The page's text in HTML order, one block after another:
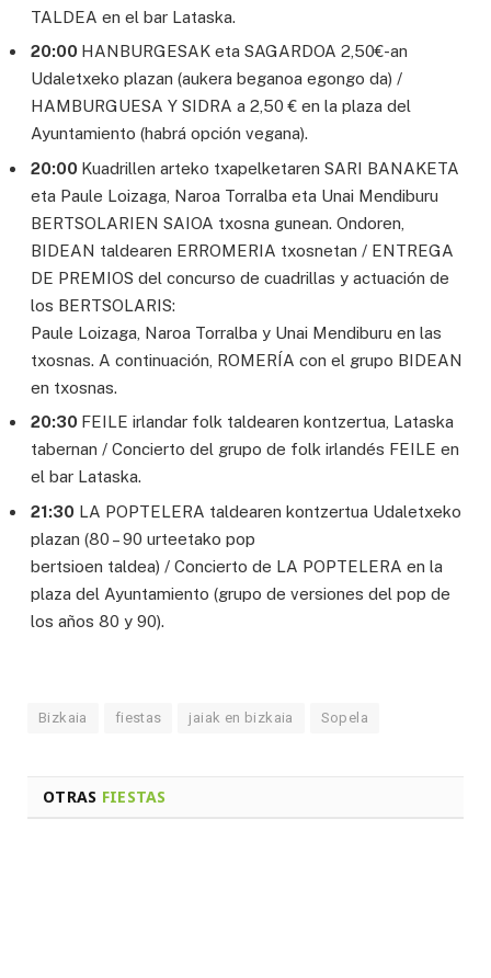
TALDEA en el bar Lataska.
20:00 HANBURGESAK eta SAGARDOA 2,50€-an
Udaletxeko plazan (aukera beganoa egongo da) /
HAMBURGUESA Y SIDRA a 2,50 € en la plaza del
Ayuntamiento (habrá opción vegana).
20:00 Kuadrillen arteko txapelketaren SARI BANAKETA
eta Paule Loizaga, Naroa Torralba eta Unai Mendiburu
BERTSOLARIEN SAIOA txosna gunean. Ondoren,
BIDEAN taldearen ERROMERIA txosnetan / ENTREGA
DE PREMIOS del concurso de cuadrillas y actuación de
los BERTSOLARIS:
Paule Loizaga, Naroa Torralba y Unai Mendiburu en las
txosnas. A continuación, ROMERÍA con el grupo BIDEAN
en txosnas.
20:30 FEILE irlandar folk taldearen kontzertua, Lataska
tabernan / Concierto del grupo de folk irlandés FEILE en
el bar Lataska.
21:30 LA POPTELERA taldearen kontzertua Udaletxeko
plazan (80 – 90 urteetako pop
bertsioen taldea) / Concierto de LA POPTELERA en la
plaza del Ayuntamiento (grupo de versiones del pop de
los años 80 y 90).
Bizkaia fiestas jaiak en bizkaia Sopela
OTRAS FIESTAS